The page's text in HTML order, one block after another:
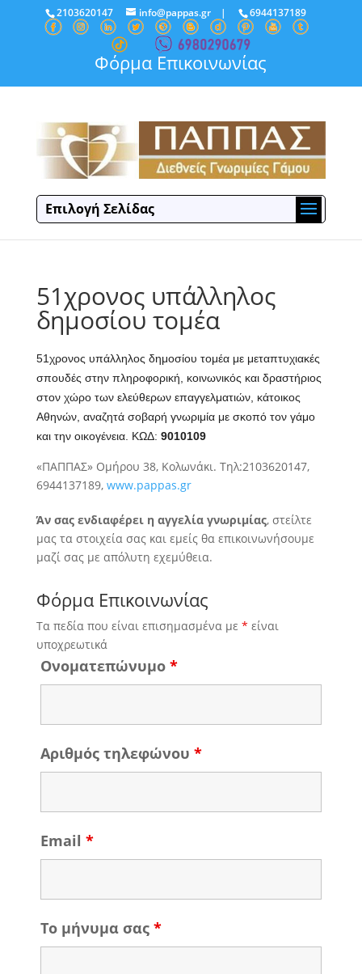
2103620147 info@pappas.gr| 6944137189
Φόρμα Επικοινωνίας
Επιλογή Σελίδας
51χρονος υπάλληλος
δημοσίου τομέα
51χρονος υπάλληλος δημοσίου τομέα με μεταπτυχιακές
σπουδές στην πληροφορική, κοινωνικός και δραστήριος
στον χώρο των ελεύθερων επαγγελματιών, κάτοικος
Αθηνών, αναζητά σοβαρή γνωριμία με σκοπό τον γάμο
και την οικογένεια. ΚΩΔ: 9010109
«ΠΑΠΠΑΣ» Ομήρου 38, Κολωνάκι. Τηλ:2103620147,
6944137189, www.pappas.gr
Άν σας ενδιαφέρει η αγγελία γνωριμίας, στείλτε
μας τα στοιχεία σας και εμείς θα επικοινωνήσουμε
μαζί σας με απόλυτη εχεμύθεια.
Φόρμα Επικοινωνίας
Τα πεδία που είναι επισημασμένα με * είναι
υποχρεωτικά
Ονοματεπώνυμο *
Αριθμός τηλεφώνου *
Email *
Το μήνυμα σας *